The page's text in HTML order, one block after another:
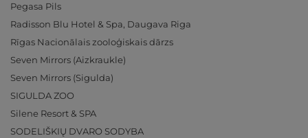
Pegasa Pils
Radisson Blu Hotel & Spa, Daugava Riga
Rīgas Nacionālais zooloģiskais dārzs
Seven Mirrors (Aizkraukle)
Seven Mirrors (Sigulda)
SIGULDA ZOO
Silene Resort & SPA
SODELIŠKIŲ DVARO SODYBA